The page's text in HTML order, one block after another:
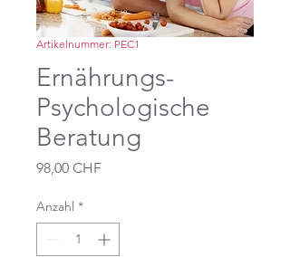
Artikelnummer: PEC1
Ernährungs-
Psychologische
Beratung
98,00 CHFPreis
Anzahl *